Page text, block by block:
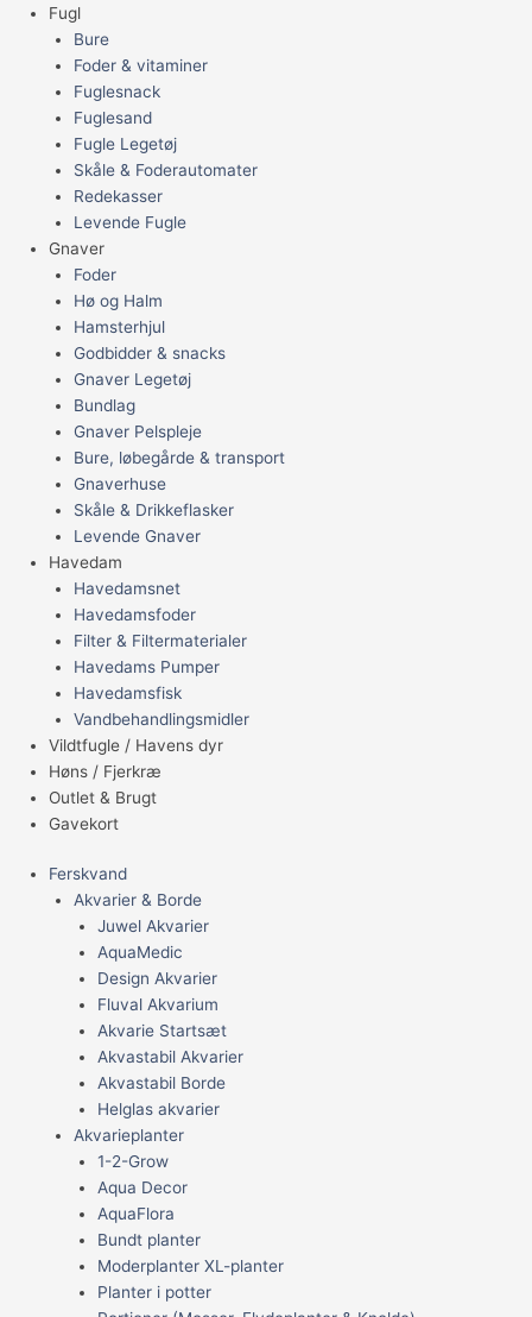
Fugl
Bure
Foder & vitaminer
Fuglesnack
Fuglesand
Fugle Legetøj
Skåle & Foderautomater
Redekasser
Levende Fugle
Gnaver
Foder
Hø og Halm
Hamsterhjul
Godbidder & snacks
Gnaver Legetøj
Bundlag
Gnaver Pelspleje
Bure, løbegårde & transport
Gnaverhuse
Skåle & Drikkeflasker
Levende Gnaver
Havedam
Havedamsnet
Havedamsfoder
Filter & Filtermaterialer
Havedams Pumper
Havedamsfisk
Vandbehandlingsmidler
Vildtfugle / Havens dyr
Høns / Fjerkræ
Outlet & Brugt
Gavekort
Ferskvand
Akvarier & Borde
Juwel Akvarier
AquaMedic
Design Akvarier
Fluval Akvarium
Akvarie Startsæt
Akvastabil Akvarier
Akvastabil Borde
Helglas akvarier
Akvarieplanter
1-2-Grow
Aqua Decor
AquaFlora
Bundt planter
Moderplanter XL-planter
Planter i potter